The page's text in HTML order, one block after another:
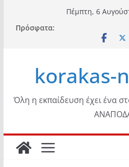
περιεχόμενο
Πέμπτη, 6
Πρόσφατα:
korakas-
Όλη η εκπαίδευση έχει ένα